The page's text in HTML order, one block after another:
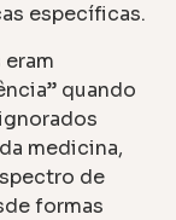
específicas.
quando
medicina,
de
formas